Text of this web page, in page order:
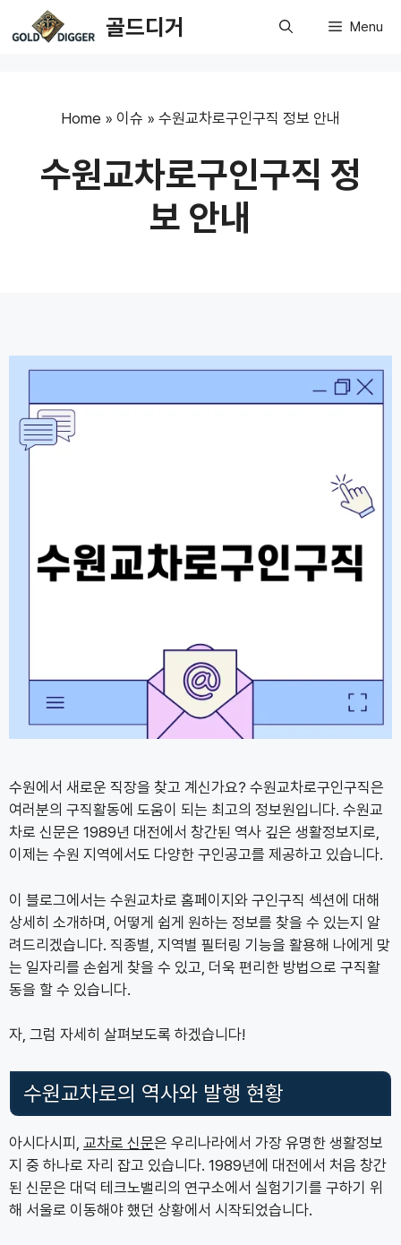
to
골드디거 Menu
Home » 이슈 » 수원교차로구인구직 정보 안내
수원교차로구인구직 정
보 안내
수원에서 새로운 직장을 찾고 계신가요? 수원교차로구인구직은
여러분의 구직활동에 도움이 되는 최고의 정보원입니다. 수원교
차로 신문은 1989년 대전에서 창간된 역사 깊은 생활정보지로,
이제는 수원 지역에서도 다양한 구인공고를 제공하고 있습니다.
이 블로그에서는 수원교차로 홈페이지와 구인구직 섹션에 대해
상세히 소개하며, 어떻게 쉽게 원하는 정보를 찾을 수 있는지 알
려드리겠습니다. 직종별, 지역별 필터링 기능을 활용해 나에게 맞
는 일자리를 손쉽게 찾을 수 있고, 더욱 편리한 방법으로 구직활
동을 할 수 있습니다.
자, 그럼 자세히 살펴보도록 하겠습니다!
수원교차로의 역사와 발행 현황
아시다시피, 교차로 신문은 우리나라에서 가장 유명한 생활정보
지 중 하나로 자리 잡고 있습니다. 1989년에 대전에서 처음 창간
된 신문은 대덕 테크노밸리의 연구소에서 실험기기를 구하기 위
해 서울로 이동해야 했던 상황에서 시작되었습니다.